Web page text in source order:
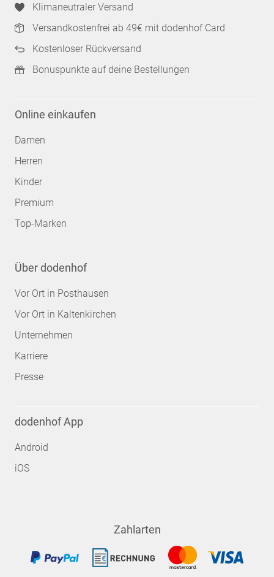
Klimaneutraler Versand
Versandkostenfrei ab 49€ mit dodenhof Card
Kostenloser Rückversand
Bonuspunkte auf deine Bestellungen
Online einkaufen
Damen
Herren
Kinder
Premium
Top-Marken
Über dodenhof
Vor Ort in Posthausen
Vor Ort in Kaltenkirchen
Unternehmen
Karriere
Presse
dodenhof App
Android
iOS
Zahlarten